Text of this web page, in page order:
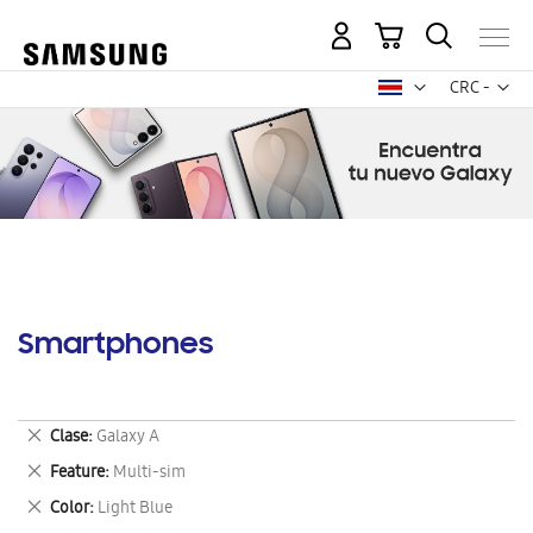
CRC -
colón
Mi carrito
Smartphones
Clase Galaxy A
Eliminar
este
artículo
Feature Multi-sim
Eliminar
este
artículo
Color Light Blue
Eliminar